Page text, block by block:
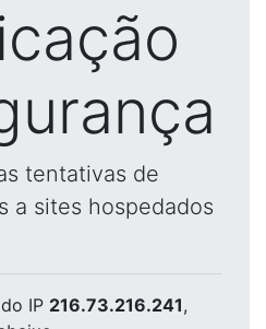
tentativas de
a sites hospedados
do IP 216.73.216.241,